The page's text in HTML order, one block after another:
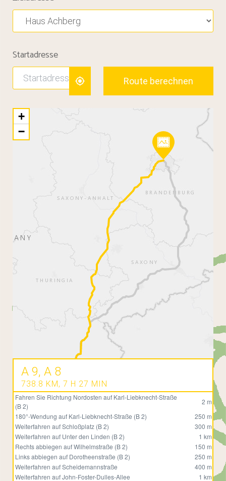
Startadresse
Route berechnen
+
−
A 9, A 8
738.8 KM, 7 H 27 MIN
Fahren Sie Richtung Nordosten auf Karl-Liebknecht-Straße
(B 2)
2 m
180°-Wendung auf Karl-Liebknecht-Straße (B 2)
250 m
Weiterfahren auf Schloßplatz (B 2)
300 m
Weiterfahren auf Unter den Linden (B 2)
1 km
Rechts abbiegen auf Wilhelmstraße (B 2)
150 m
Links abbiegen auf Dorotheenstraße (B 2)
250 m
Weiterfahren auf Scheidemannstraße
400 m
Weiterfahren auf John-Foster-Dulles-Allee
1 km